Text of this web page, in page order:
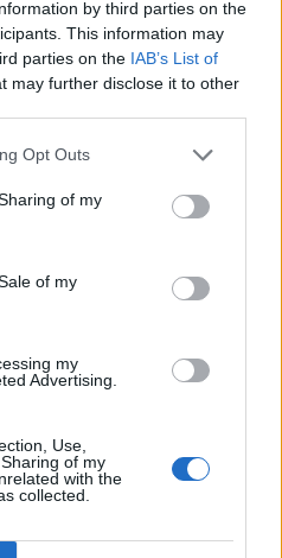
by third parties on the
This information may
parties on the IAB’s List of
may further disclose it to other
Opt Outs
of my
of my
my
Advertising.
Use,
of my
with the
collected.